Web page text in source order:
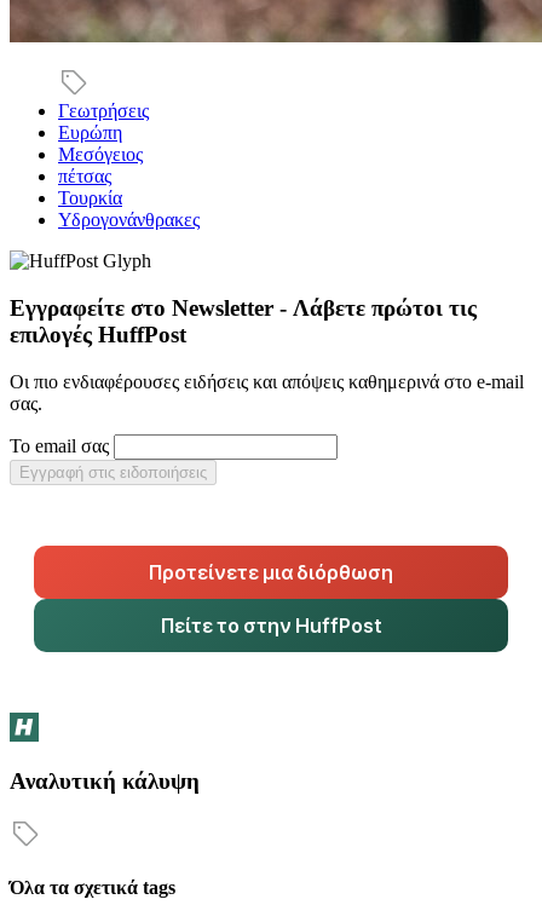
Γεωτρήσεις
Ευρώπη
Μεσόγειος
πέτσας
Τουρκία
Υδρογονάνθρακες
Εγγραφείτε στο Newsletter - Λάβετε πρώτοι τις
επιλογές HuffPost
Οι πιο ενδιαφέρουσες ειδήσεις και απόψεις καθημερινά στο e-mail
σας.
Το email σας
Εγγραφή στις ειδοποιήσεις
Προτείνετε μια διόρθωση
Πείτε το στην HuffPost
Αναλυτική κάλυψη
Όλα τα σχετικά tags